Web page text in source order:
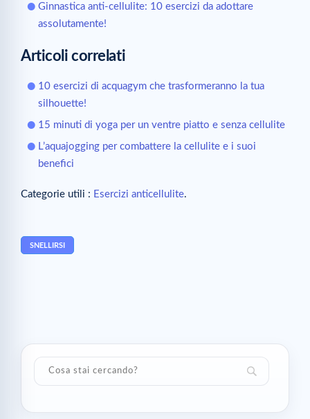
Ginnastica anti-cellulite: 10 esercizi da adottare
assolutamente!
Articoli correlati
10 esercizi di acquagym che trasformeranno la tua
silhouette!
15 minuti di yoga per un ventre piatto e senza cellulite
L’aquajogging per combattere la cellulite e i suoi
benefici
Categorie utili : Esercizi anticellulite.
SNELLIRSI